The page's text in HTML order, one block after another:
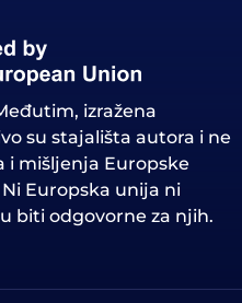
izražena
su stajališta autora i ne
i mišljenja Europske
Europska unija ni
biti odgovorne za njih.